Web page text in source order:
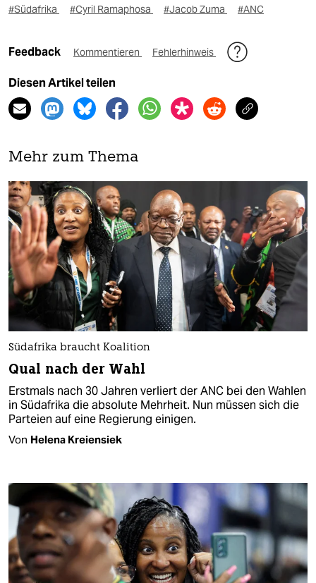
#Südafrika #Cyril Ramaphosa #Jacob Zuma #ANC
Feedback Kommentieren Fehlerhinweis
Diesen Artikel teilen
Mehr zum Thema
Südafrika braucht Koalition
Qual nach der Wahl
Erstmals nach 30 Jahren verliert der ANC bei den Wahlen
in Südafrika die absolute Mehrheit. Nun müssen sich die
Parteien auf eine Regierung einigen.
Von Helena Kreiensiek